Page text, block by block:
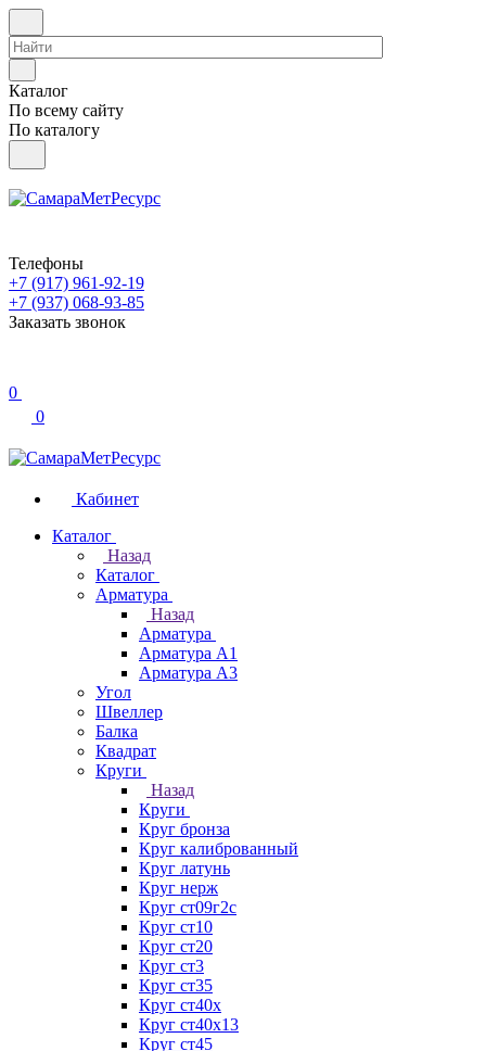
Каталог
По всему сайту
По каталогу
Телефоны
+7 (917) 961-92-19
+7 (937) 068-93-85
Заказать звонок
0
0
Кабинет
Каталог
Назад
Каталог
Арматура
Назад
Арматура
Арматура А1
Арматура А3
Угол
Швеллер
Балка
Квадрат
Круги
Назад
Круги
Круг бронза
Круг калиброванный
Круг латунь
Круг нерж
Круг ст09г2с
Круг ст10
Круг ст20
Круг ст3
Круг ст35
Круг ст40х
Круг ст40х13
Круг ст45